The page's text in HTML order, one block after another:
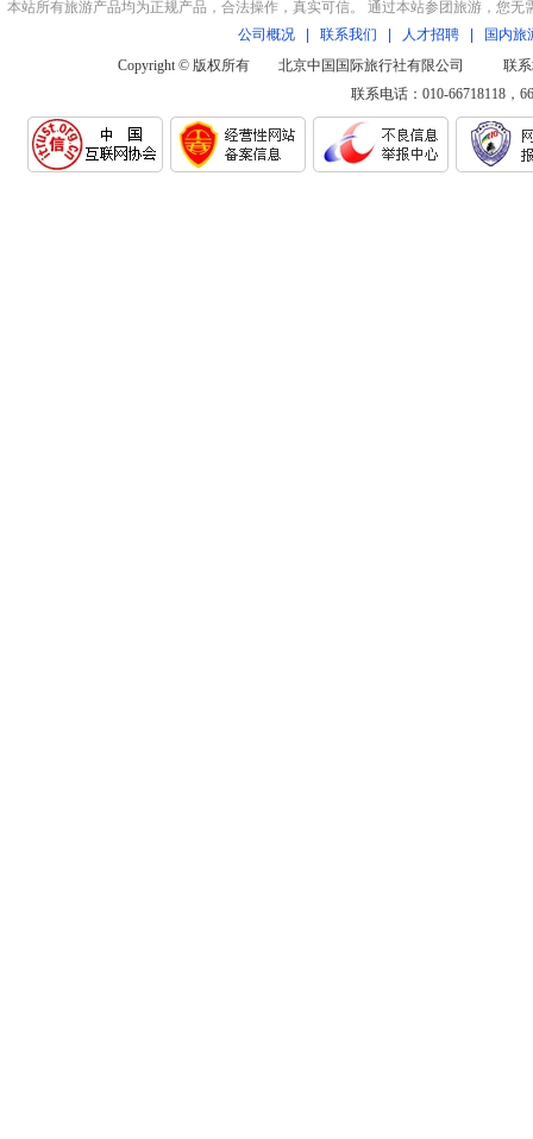
本站所有旅游产品均为正规产品，合法操作，真实可信。 通过本站参团旅游，您
公司概况
联系我们 人才招聘
国内旅
Copyright © 版权所有 北京中国国际旅行社有限公司 联系
联系电话：010-66718118